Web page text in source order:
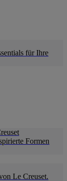
für Ihre
Formen
Le Creuset.